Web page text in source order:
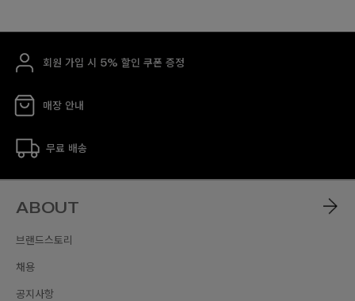
회원 가입 시 5% 할인 쿠폰 증정
매장 안내
무료 배송
ABOUT
브랜드스토리
채용
공지사항